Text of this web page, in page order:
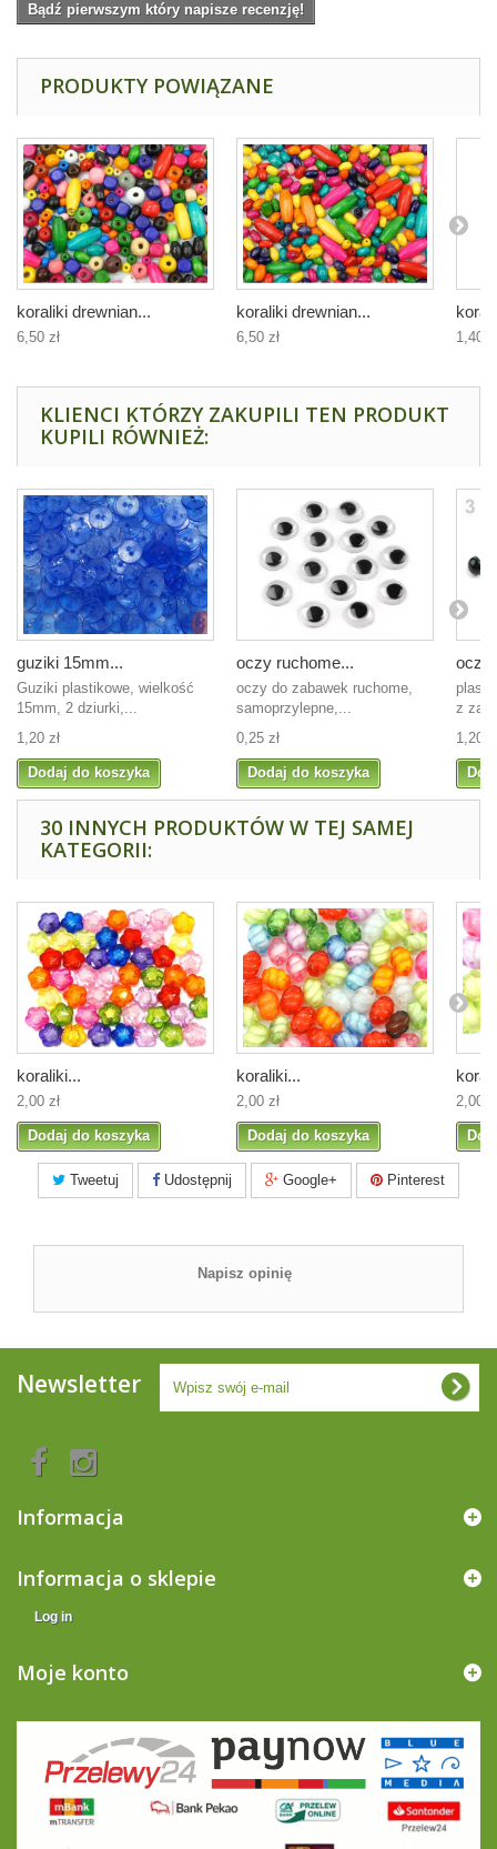
Bądź pierwszym który napisze recenzję!
PRODUKTY POWIĄZANE
koraliki drewnian...
6,50 zł
koraliki drewnian...
6,50 zł 1,40
KLIENCI KTÓRZY ZAKUPILI TEN PRODUKT
KUPILI RÓWNIEŻ:
guziki 15mm...
Guziki plastikowe, wielkość
15mm, 2 dziurki,...
1,20 zł
Dodaj do koszyka
oczy ruchome...
oczy do zabawek ruchome,
samoprzylepne,...
0,25 zł
Dodaj do koszyka
oczy
z
1,20
30 INNYCH PRODUKTÓW W TEJ SAMEJ
KATEGORII:
koraliki...
2,00 zł
Dodaj do koszyka
koraliki...
2,00 zł
Dodaj do koszyka
2,00
Tweetuj Udostępnij Google+ Pinterest
Napisz opinię
Newsletter
Informacja
Informacja o sklepie
Log in
Moje konto